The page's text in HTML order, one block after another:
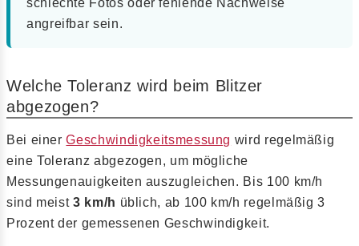
schlechte Fotos oder fehlende Nachweise
angreifbar sein.
Welche Toleranz wird beim Blitzer
abgezogen?
Bei einerGeschwindigkeitsmessung wird regelmäßig
eine Toleranz abgezogen, um mögliche
Messungenauigkeiten auszugleichen. Bis 100 km/h
sind meist3 km/h üblich, ab 100 km/h regelmäßig 3
Prozent der gemessenen Geschwindigkeit.